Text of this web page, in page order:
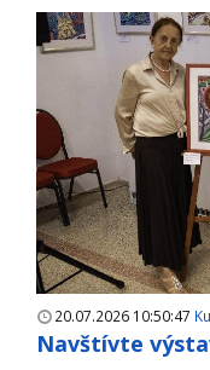
20.07.2026 10:50:47
Navštívte